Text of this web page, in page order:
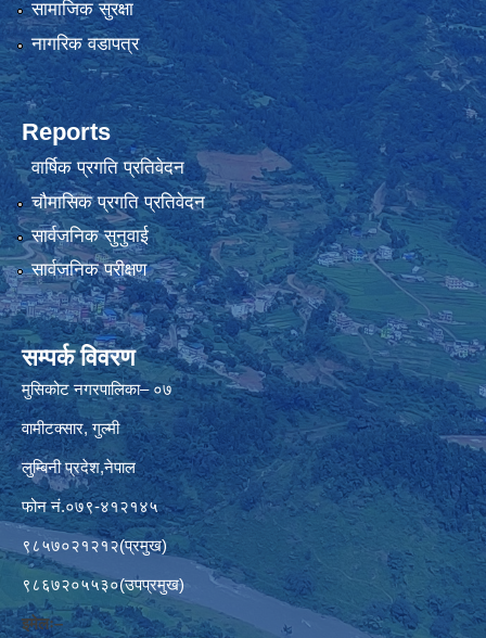
सामाजिक सुरक्षा
नागरिक वडापत्र
Reports
वार्षिक प्रगति प्रतिवेदन
चौमासिक प्रगति प्रतिवेदन
सार्वजनिक सुनुवाई
सार्वजनिक परीक्षण
सम्पर्क विवरण
मुसिकोट नगरपालिका– ०७
वामीटक्सार, गुल्मी
लुम्बिनी प्रदेश,नेपाल
फोन नं.०७९-४१२१४५
९८५७०२१२१२(प्रमुख)
९८६७२०५५३०(उपप्रमुख)
इमेलः–